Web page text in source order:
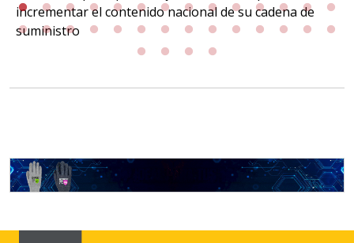
incrementar el contenido nacional de su cadena de
suministro